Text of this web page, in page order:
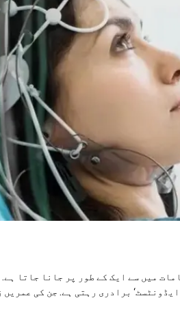
میں سے ایک کے طور پر جانا جاتا
برادری رہتی ہے. جن کی عمریں